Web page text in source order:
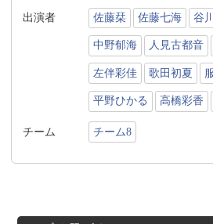
出演者 佐藤栞 佐藤七海 谷
中野郁海 人見古都音
左伴彩佳 歌田初夏
平野ひかる 高橋彩香
チーム チーム8